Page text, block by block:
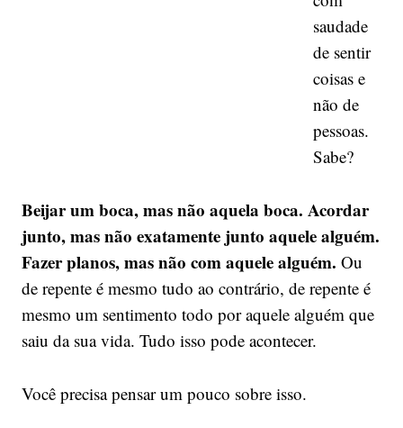
saudade
de sentir
coisas e
não de
pessoas.
Sabe?
Beijar um boca, mas não aquela boca. Acordar
junto, mas não exatamente junto aquele alguém.
Fazer planos, mas não com aquele alguém. Ou
de repente é mesmo tudo ao contrário, de repente é
mesmo um sentimento todo por aquele alguém que
saiu da sua vida. Tudo isso pode acontecer.
Você precisa pensar um pouco sobre isso.